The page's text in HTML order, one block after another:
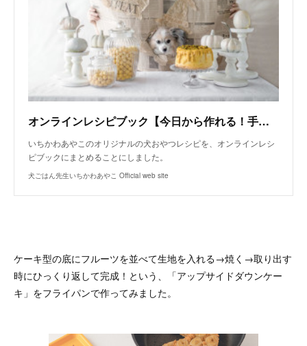
オンラインレシピブック【今日から作れる！手作り犬おやつレシピ】
いちかわあやこのオリジナルの犬おやつレシピを、オンラインレシ
ピブックにまとめることにしました。
犬ごはん先生いちかわあやこ Official web site
ケーキ型の底にフルーツを並べて生地を入れる→焼く→取り出す
時にひっくり返して完成！という、「アップサイドダウンケー
キ」をフライパンで作ってみました。